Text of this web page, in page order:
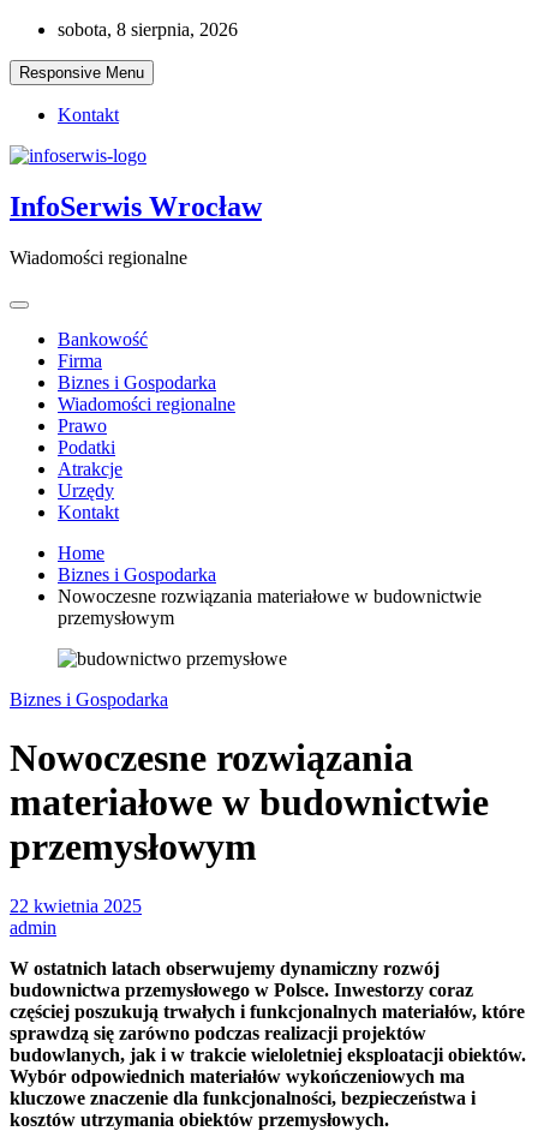
Skip
content
sobota, 8 sierpnia, 2026
Responsive Menu
Kontakt
InfoSerwis Wrocław
Wiadomości regionalne
Bankowość
Firma
Biznes i Gospodarka
Wiadomości regionalne
Prawo
Podatki
Atrakcje
Urzędy
Kontakt
Home
Biznes i Gospodarka
Nowoczesne rozwiązania materiałowe w budownictwie
przemysłowym
Biznes i Gospodarka
Nowoczesne rozwiązania
materiałowe w budownictwie
przemysłowym
22 kwietnia 2025
admin
W ostatnich latach obserwujemy dynamiczny rozwój
budownictwa przemysłowego w Polsce. Inwestorzy coraz
częściej poszukują trwałych i funkcjonalnych materiałów, które
sprawdzą się zarówno podczas realizacji projektów
budowlanych, jak i w trakcie wieloletniej eksploatacji obiektów.
Wybór odpowiednich materiałów wykończeniowych ma
kluczowe znaczenie dla funkcjonalności, bezpieczeństwa i
kosztów utrzymania obiektów przemysłowych.